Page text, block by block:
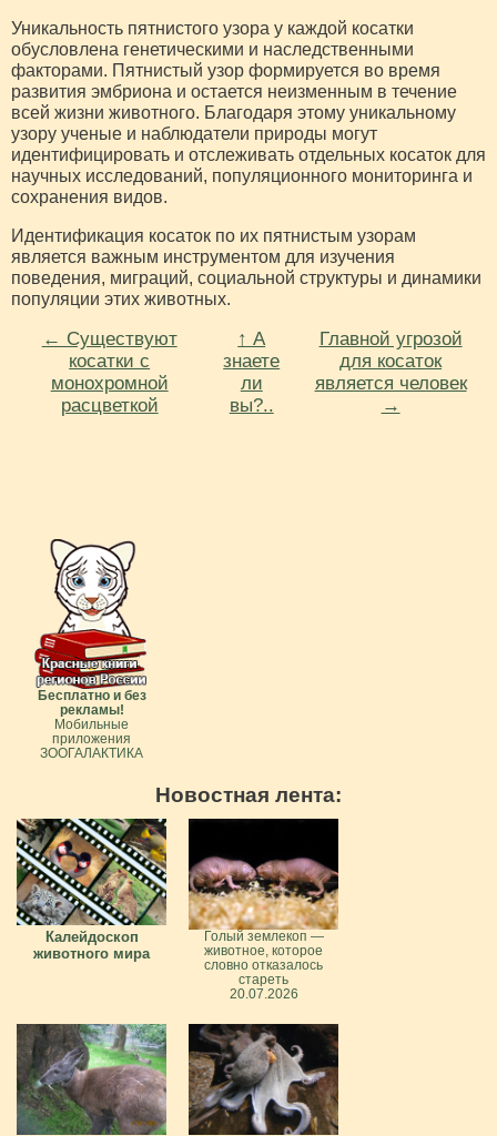
Уникальность пятнистого узора у каждой косатки
обусловлена генетическими и наследственными
факторами. Пятнистый узор формируется во время
развития эмбриона и остается неизменным в течение
всей жизни животного. Благодаря этому уникальному
узору ученые и наблюдатели природы могут
идентифицировать и отслеживать отдельных косаток для
научных исследований, популяционного мониторинга и
сохранения видов.
Идентификация косаток по их пятнистым узорам
является важным инструментом для изучения
поведения, миграций, социальной структуры и динамики
популяции этих животных.
← Существуют
косатки с
монохромной
расцветкой
↑ А
знаете
ли
вы?..
Главной угрозой
для косаток
является человек
→
Бесплатно и без
рекламы!
Мобильные
приложения
ЗООГАЛАКТИКА
Новостная лента:
Калейдоскоп
животного мира
Голый землекоп —
животное, которое
словно отказалось
стареть
20.07.2026